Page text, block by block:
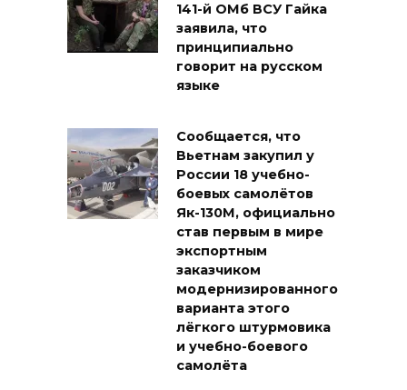
141-й ОМб ВСУ Гайка
заявила, что
принципиально
говорит на русском
языке
Сообщается, что
Вьетнам закупил у
России 18 учебно-
боевых самолётов
Як-130М, официально
став первым в мире
экспортным
заказчиком
модернизированного
варианта этого
лёгкого штурмовика
и учебно-боевого
самолёта